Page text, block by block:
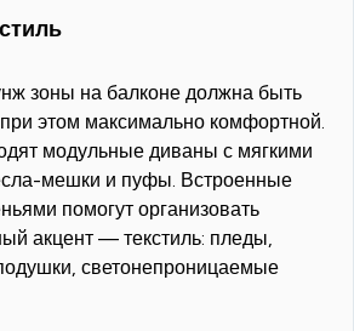
зоны на балконе должна быть
этом максимально комфортной.
модульные диваны с мягкими
мешки и пуфы. Встроенные
помогут организовать
акцент — текстиль: пледы,
светонепроницаемые